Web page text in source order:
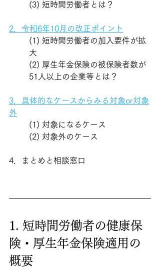
(3) 短時間労働者とは？
2．令和6年10月の改正ポイント
(1) 短時間労働者の加入要件が拡
大
(2) 厚生年金保険の被保険者数が
51人以上の企業等とは？
3．具体的なケースからみる対象or対象
外
(1) 対象になるケース
(2) 対象外のケース
4．まとめと相談窓口
1. 短時間労働者の健康保
険・厚生年金保険適用の
概要